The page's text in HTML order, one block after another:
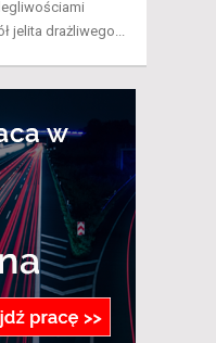
jelita drażliwego...